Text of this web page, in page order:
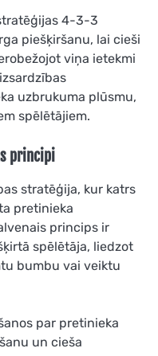
4-3-3
piešķiršanu, lai cieši
viņa ietekmi
uzbrukuma plūsmu,
spēlētājiem.
principi
stratēģija, kur katrs
pretinieka
princips ir
spēlētāja, liedzot
bumbu vai veiktu
par pretinieka
un cieša